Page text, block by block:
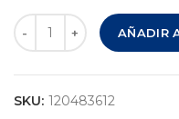
TIJERA PARA PODA –
AÑADIR
SKU: 120483612